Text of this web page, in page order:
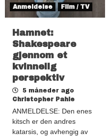
Anmeldelse Film / TV
Hamnet:
Shakespeare
gjennom et
kvinnelig
perspektiv
5 måneder ago
Christopher Pahle
ANMELDELSE: Den enes
kitsch er den andres
katarsis, og avhengig av